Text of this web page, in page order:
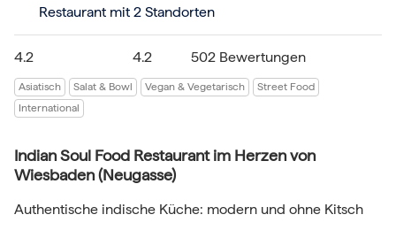
Restaurant mit 2 Standorten
4.2 4.2 502 Bewertungen
Asiatisch Salat & Bowl Vegan & Vegetarisch
Street Food
International
Indian Soul Food Restaurant im Herzen von
Wiesbaden (Neugasse)
Authentische indische Küche: modern und ohne Kitsch